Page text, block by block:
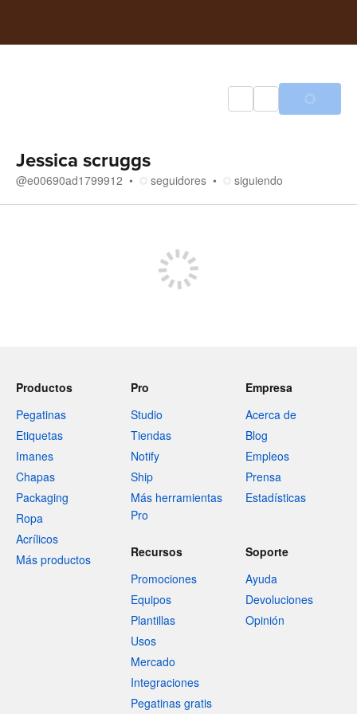
Jessica scruggs
@e00690ad1799912 seguidores siguiendo
Productos
Pegatinas
Etiquetas
Imanes
Chapas
Packaging
Ropa
Acrílicos
Más productos
Pro
Studio
Tiendas
Notify
Ship
Más herramientas
Pro
Empresa
Acerca de
Blog
Empleos
Prensa
Estadísticas
Recursos
Promociones
Equipos
Plantillas
Usos
Mercado
Integraciones
Pegatinas gratis
Soporte
Ayuda
Devoluciones
Opinión